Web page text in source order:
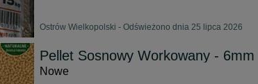
Ostrów Wielkopolski - Odświeżono dnia 25 lipca 2026
Pellet Sosnowy Workowany -
Nowe